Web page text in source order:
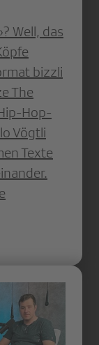
Well, das
bizzli
The
Hop-
Vögtli
Texte